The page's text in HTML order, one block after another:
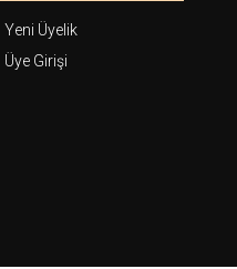
Yeni Üyelik
Üye Girişi